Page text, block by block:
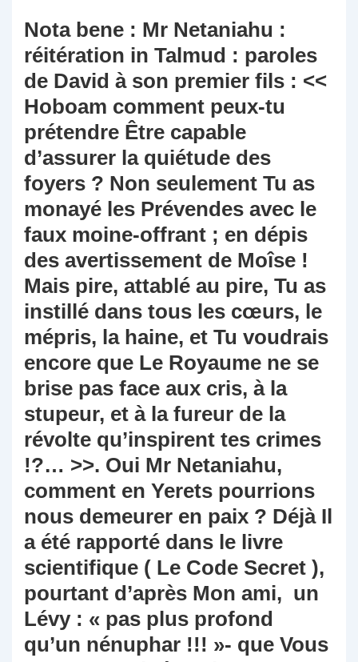
Nota bene : Mr Netaniahu :
réitération in Talmud : paroles
de David à son premier fils : <<
Hoboam comment peux-tu
prétendre Être capable
d’assurer la quiétude des
foyers ? Non seulement Tu as
monayé les Prévendes avec le
faux moine-offrant ; en dépis
des avertissement de Moîse !
Mais pire, attablé au pire, Tu as
instillé dans tous les cœurs, le
mépris, la haine, et Tu voudrais
encore que Le Royaume ne se
brise pas face aux cris, à la
stupeur, et à la fureur de la
révolte qu’inspirent tes crimes
!?… >>. Oui Mr Netaniahu,
comment en Yerets pourrions
nous demeurer en paix ? Déjà Il
a été rapporté dans le livre
scientifique ( Le Code Secret ),
pourtant d’après Mon ami, un
Lévy : « pas plus profond
qu’un nénuphar !!! »- que Vous